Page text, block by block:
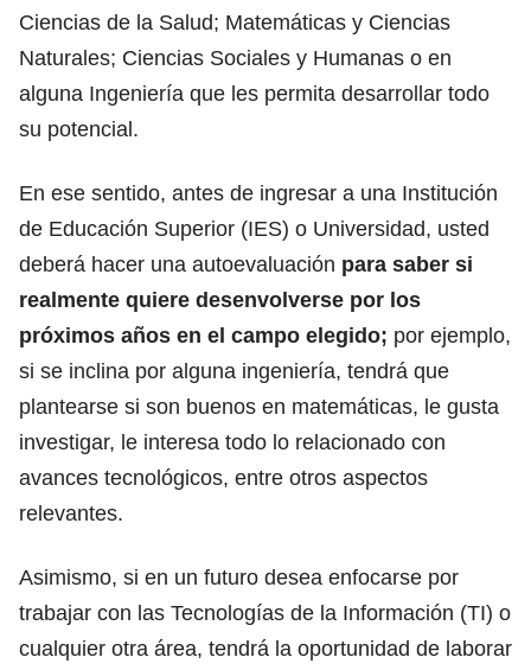
Ciencias de la Salud; Matemáticas y Ciencias
Naturales; Ciencias Sociales y Humanas o en
alguna Ingeniería que les permita desarrollar todo
su potencial.
En ese sentido, antes de ingresar a una Institución
de Educación Superior (IES) o Universidad, usted
deberá hacer una autoevaluación para saber si
realmente quiere desenvolverse por los
próximos años en el campo elegido; por ejemplo,
si se inclina por alguna ingeniería, tendrá que
plantearse si son buenos en matemáticas, le gusta
investigar, le interesa todo lo relacionado con
avances tecnológicos, entre otros aspectos
relevantes.
Asimismo, si en un futuro desea enfocarse por
trabajar con las Tecnologías de la Información (TI) o
cualquier otra área, tendrá la oportunidad de laborar